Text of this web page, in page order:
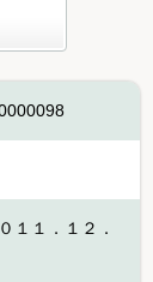
１１．１２．